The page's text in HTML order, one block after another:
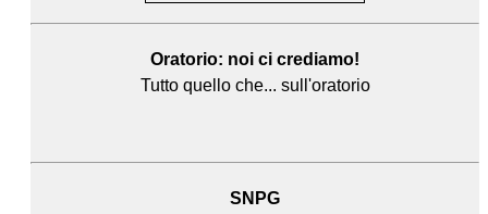
Oratorio: noi ci crediamo!
Tutto quello che... sull'oratorio
SNPG